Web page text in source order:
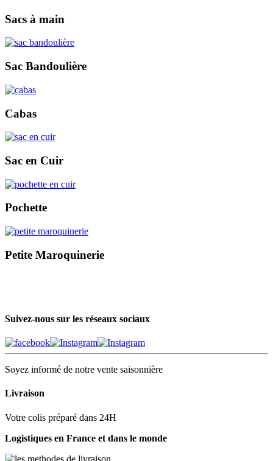
Sacs à main
Sac Bandoulière
Cabas
Sac en Cuir
Pochette
Petite Maroquinerie
Suivez-nous sur les réseaux sociaux
Soyez informé de notre vente saisonnière
Livraison
Votre colis préparé dans 24H
Logistiques en France et dans le monde